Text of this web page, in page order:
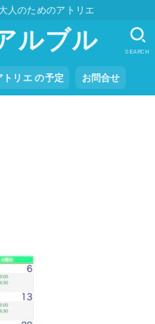
人のためのアトリエ
ルブル
トリエ の予定 お問合せ
SEARCH